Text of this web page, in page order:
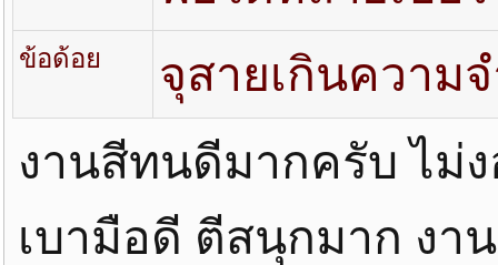
ข้อด้อย
จุสายเกินความ
งานสีทนดีมากครับ ไม่
เบามือดี ตีสนุกมาก งา